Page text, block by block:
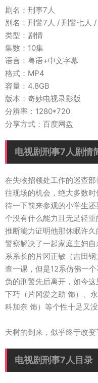
剧名：刑事7人
别名：刑警7人 / 刑警七人 /
类型：剧情
集数：10集
语言：粤语+中文字幕
格式：MP4
容量：4.8GB
版本：奇妙电视录影版
分辨率：1280*720
分享方式：百度网盘
电视剧刑事7人剧情
在失物招领处工作的巡查
往现场的机会，绝大多数
待一下前来参观的小学生
个没有什么能力且无足轻
推断能力证明他那休眠许
警察解决了一起家庭主妇
系系长的片冈正敏（吉田
查一课，但是12系仿佛一
负的刑警先后离开，如今
下巧（片冈爱之助 饰）、
科加奈 饰）等个性十足又
天树的到来，似乎终于改
电视剧刑事7人目录